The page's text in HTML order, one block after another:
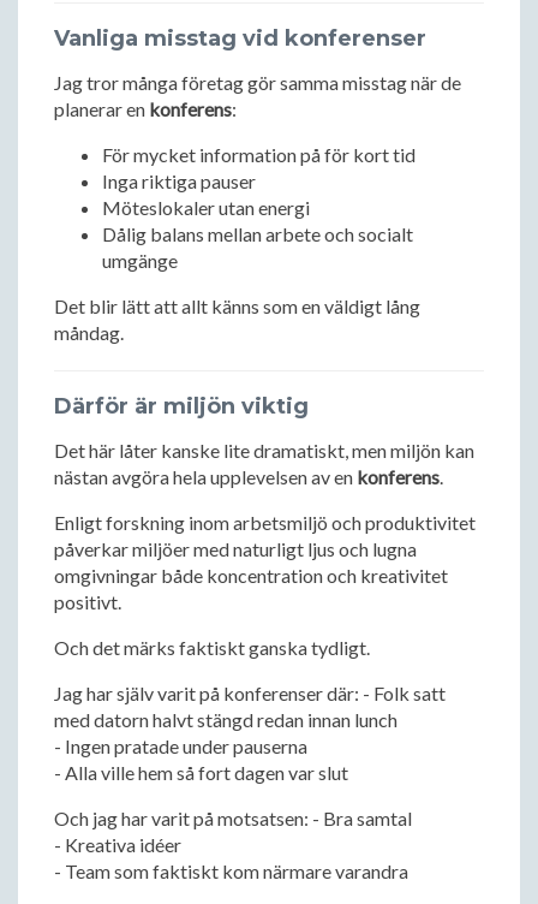
Vanliga misstag vid konferenser
Jag tror många företag gör samma misstag när de
planerar en konferens:
För mycket information på för kort tid
Inga riktiga pauser
Möteslokaler utan energi
Dålig balans mellan arbete och socialt
umgänge
Det blir lätt att allt känns som en väldigt lång
måndag.
Därför är miljön viktig
Det här låter kanske lite dramatiskt, men miljön kan
nästan avgöra hela upplevelsen av en konferens.
Enligt forskning inom arbetsmiljö och produktivitet
påverkar miljöer med naturligt ljus och lugna
omgivningar både koncentration och kreativitet
positivt.
Och det märks faktiskt ganska tydligt.
Jag har själv varit på konferenser där: - Folk satt
med datorn halvt stängd redan innan lunch
- Ingen pratade under pauserna
- Alla ville hem så fort dagen var slut
Och jag har varit på motsatsen: - Bra samtal
- Kreativa idéer
- Team som faktiskt kom närmare varandra